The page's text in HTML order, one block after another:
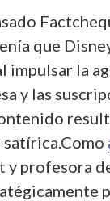
que
la
y las
Como
y profesora